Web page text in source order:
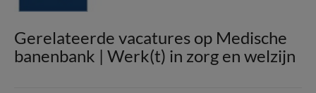
Gerelateerde vacatures op Medische
banenbank | Werk(t) in zorg en welzijn